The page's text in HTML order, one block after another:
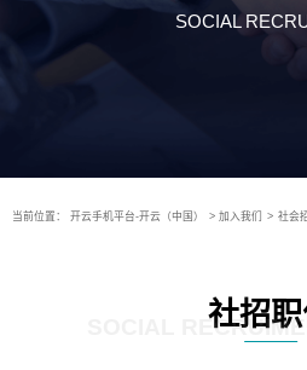
SOCIAL
当前位置： 开云手机平台-开云（中国） > 加入我们 > 社会
社招
SOCIAL